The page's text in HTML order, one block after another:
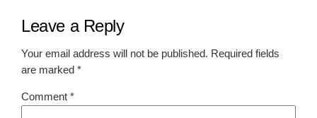
Leave a Reply
Your email address will not be published. Required fields
are marked*
Comment*